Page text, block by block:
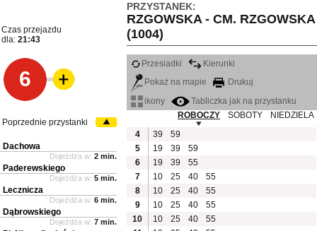
PRZYSTANEK:
RZGOWSKA - CM. RZGOWSKA
(1004)
Czas przejazdu
dla: 21:43
6
Przesiadki
Kierunki
Pokaż na mapie
Drukuj
ikony
Tabliczka jak na przystanku
ROBOCZY
SOBOTY
NIEDZIELA
4
39
59
5
19 39
59
6
19 39
55
7
10 25 40
55
8
10 25 40
55
9
10 25 40
55
10
10 25 40
55
Poprzednie przystanki
Dachowa
Dojeżdża w: 2 min.
Paderewskiego
Dojeżdża w: 5 min.
Lecznicza
Dojeżdża w: 6 min.
Dąbrowskiego
Dojeżdża w: 7 min.